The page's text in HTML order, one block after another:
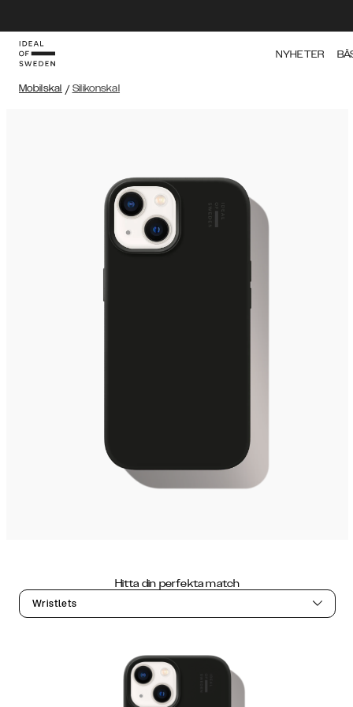
NYHETER
Mobilskal / Silikonskal
Hitta din perfekta match
Wristlets